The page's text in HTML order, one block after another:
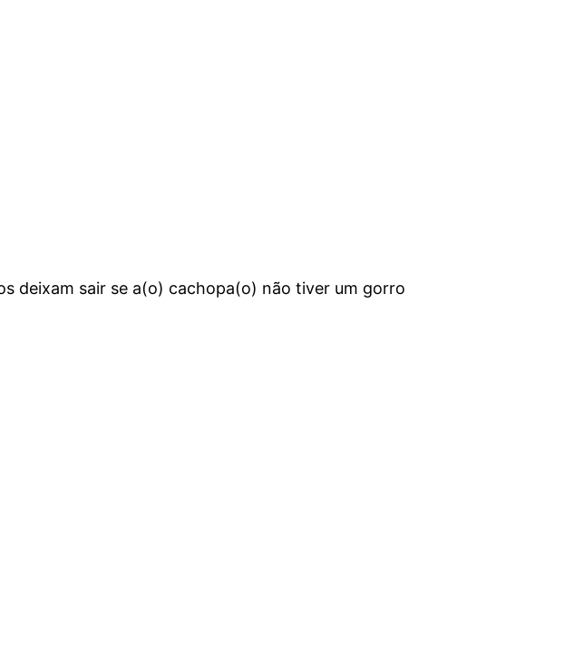
deixam sair se a(o) cachopa(o) não tiver um gorro